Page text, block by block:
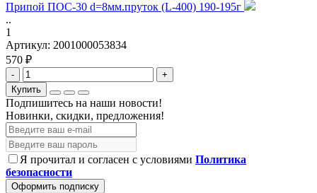
Припой ПОС-30 d=8мм.пруток (L-400) 190-195г
..
1
Артикул: 2001000053834
570 ₽
-
+
Купить
Подпишитесь на наши новости!
Новинки, скидки, предложения!
Я прочитал и согласен с условиями Политика
безопасности
Оформить подписку